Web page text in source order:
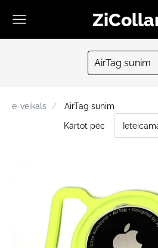
AirTag sunim
e-veikals
AirTag sunim
Kārtot pēc